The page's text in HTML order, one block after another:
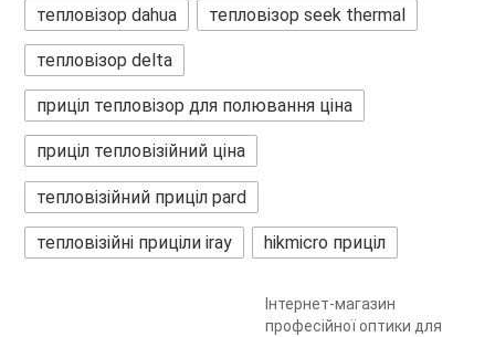
тепловізор dahua тепловізор seek thermal
тепловізор delta
приціл тепловізор для полювання ціна
приціл тепловізійний ціна
тепловізійний приціл pard
тепловізійні приціли iray hikmicro приціл
Інтернет-магазин
професійної оптики для